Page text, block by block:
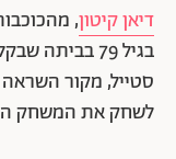
דיאן קיטון,
בגיל 79
סטייל, מקור
לשחק את המשחק